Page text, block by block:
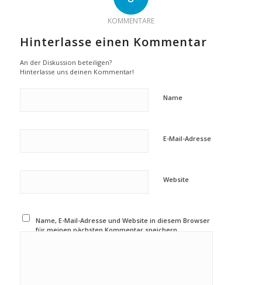
KOMMENTARE
Hinterlasse einen Kommentar
An der Diskussion beteiligen?
Hinterlasse uns deinen Kommentar!
Name
E-Mail-Adresse
Website
Name, E-Mail-Adresse und Website in diesem Browser
für meinen nächsten Kommentar speichern.